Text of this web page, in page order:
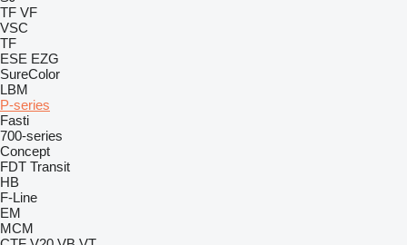
TF VF
VSC
TF
ESE EZG
SureColor
LBM
P-series
Fasti
700-series
Concept
FDT Transit
HB
F-Line
EM
MCM